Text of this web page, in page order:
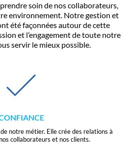
soin de nos collaborateurs,
environnement. Notre gestion et
été façonnées autour de cette
et l’engagement de toute notre
servir le mieux possible.
notre métier. Elle crée des relations à
collaborateurs et nos clients.